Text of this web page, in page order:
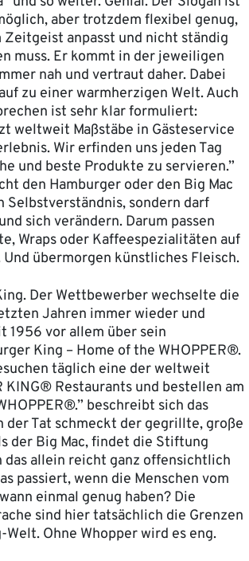
aber trotzdem flexibel genug,
Zeitgeist anpasst und nicht ständig
muss. Er kommt in der jeweiligen
nah und vertraut daher. Dabei
zu einer warmherzigen Welt. Auch
ist sehr klar formuliert:
weltweit Maßstäbe in Gästeservice
Wir erfinden uns jeden Tag
und beste Produkte zu servieren.”
den Hamburger oder den Big Mac
Selbstverständnis, sondern darf
sich verändern. Darum passen
Wraps oder Kaffeespezialitäten auf
übermorgen künstliches Fleisch.
Der Wettbewerber wechselte die
Jahren immer wieder und
1956 vor allem über sein
King – Home of the WHOPPER®.
täglich eine der weltweit
KING® Restaurants und bestellen am
beschreibt sich das
der Tat schmeckt der gegrillte, große
der Big Mac, findet die Stiftung
das allein reicht ganz offensichtlich
passiert, wenn die Menschen vom
einmal genug haben? Die
sind hier tatsächlich die Grenzen
Ohne Whopper wird es eng.